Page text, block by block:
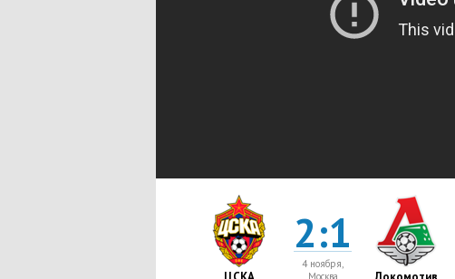
2:1
4 ноября,
Москва